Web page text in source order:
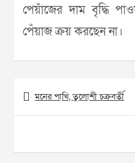
পেয়াঁজের দাম বৃদ্ধি
পেঁয়াজ ক্রয় করছেন না।
Post
navigation
মনের পাখি, তুলোশী চক্রবর্তী